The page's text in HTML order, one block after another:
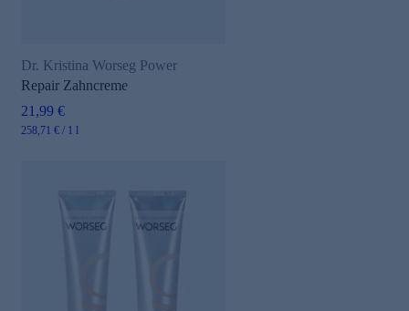
Dr. Kristina Worseg Power
Repair Zahncreme
21,99 €
258,71 € / 1 l